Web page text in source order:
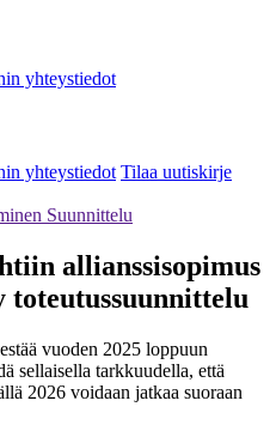
yhteystiedot
yhteystiedot Tilaa uutiskirje
Suunnittelu
allianssisopimus
toteutussuunnittelu
vuoden 2025 loppuun
sellaisella tarkkuudella, että
2026 voidaan jatkaa suoraan